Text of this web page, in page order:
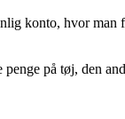
konto, hvor
på tøj, den